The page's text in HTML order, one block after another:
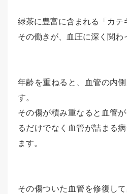
緑茶に豊富に含まれる「カテ
その働きが、血圧に深く関わ
年齢を重ねると、血管の内
す。
その傷が積み重なると血管
るだけでなく血管が詰まる
ます。
その傷ついた血管を修復し